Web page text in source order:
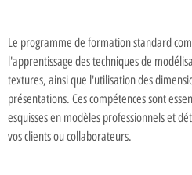
Le programme de formation standard
l'apprentissage des techniques de
textures, ainsi que l'utilisation des
présentations. Ces compétences sont
esquisses en modèles professionnels et
vos clients ou collaborateurs.